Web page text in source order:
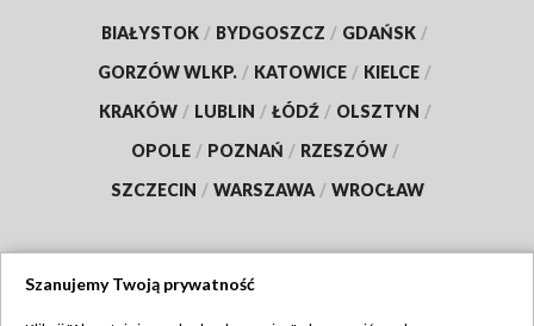
BIAŁYSTOK / BYDGOSZCZ / GDAŃSK /
GORZÓW WLKP. / KATOWICE / KIELCE /
KRAKÓW / LUBLIN / ŁÓDŹ / OLSZTYN /
OPOLE / POZNAŃ / RZESZÓW /
SZCZECIN / WARSZAWA / WROCŁAW
Szanujemy Twoją prywatność